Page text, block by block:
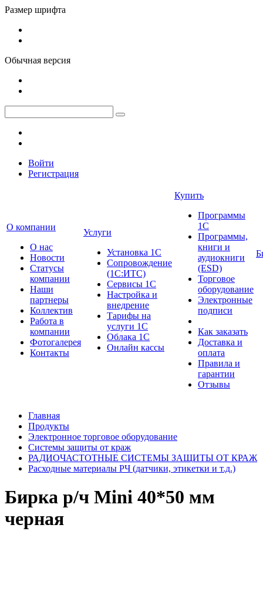
Размер шрифта
Обычная версия
Войти
Регистрация
О компании
О нас
Новости
Cтатусы
компании
Наши
партнеры
Коллектив
Работа в
компании
Фотогалерея
Контакты
Услуги
Установка 1С
Сопровождение
(1С:ИТС)
Сервисы 1С
Настройка и
внедрение
Тарифы на
услуги 1С
Облака 1С
Онлайн кассы
Купить
Программы
1С
Программы,
книги и
аудиокниги
(ESD)
Торговое
оборудование
Электронные
подписи
Как заказать
Доставка и
оплата
Правила и
гарантии
Отзывы
Главная
Продукты
Электронное торговое оборудование
Системы защиты от краж
РАДИОЧАСТОТНЫЕ СИСТЕМЫ ЗАЩИТЫ ОТ КРАЖ
Расходные материалы РЧ (датчики, этикетки и т.д.)
Бирка р/ч Mini 40*50 мм
черная